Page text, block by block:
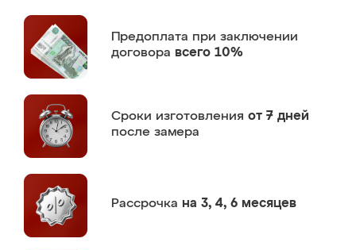
Предоплата при заключении
договора всего 10%
Сроки изготовления от 7 дней
после замера
Рассрочка на 3, 4, 6 месяцев